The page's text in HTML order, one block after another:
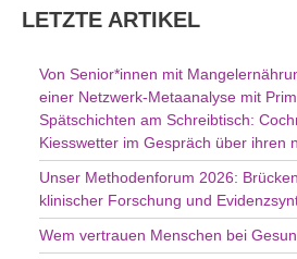
e
LETZTE ARTIKEL
Von Senior*innen mit
einer Netzwerk-Metaanalyse mit
Spätschichten am Schreibtisch:
Kiesswetter im Gespräch über ihren
Unser Methodenforum 2026:
klinischer Forschung und
Wem vertrauen Menschen bei